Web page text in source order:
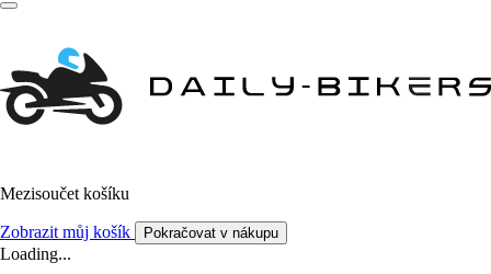
Mezisoučet košíku
Zobrazit můj košík Pokračovat v nákupu
Loading...